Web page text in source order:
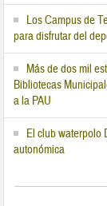
Los Campus de
para disfrutar del
Más de dos mil
Bibliotecas
a la PAU
El club waterpolo
autonómica